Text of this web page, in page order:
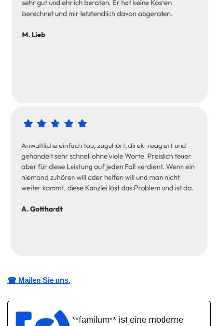
☎ Mailen Sie uns.
**familum** ist eine moderne